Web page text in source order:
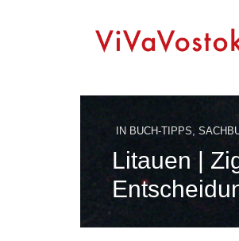
IN BUCH-TIPPS,
Litauen |